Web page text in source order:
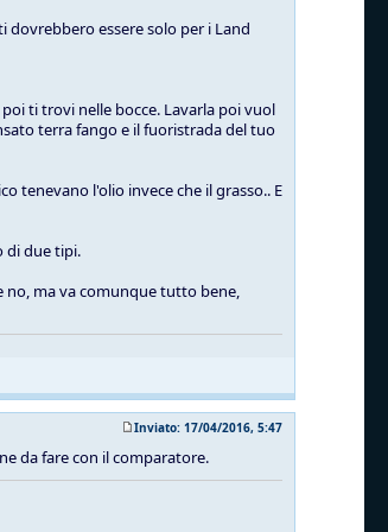
dovrebbero essere solo per i Land
ti trovi nelle bocce. Lavarla poi vuol
terra fango e il fuoristrada del tuo
tenevano l'olio invece che il grasso.. E
di due tipi.
no, ma va comunque tutto bene,
Inviato: 17/04/2016, 5:47
da fare con il comparatore.